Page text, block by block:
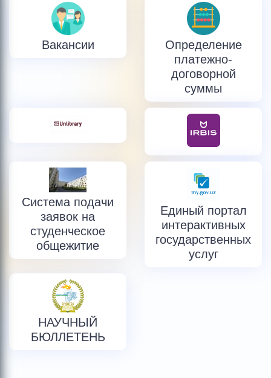
Вакансии
Определение
платежно-
договорной
суммы
Система подачи
заявок на
студенческое
общежитие
Единый портал
интерактивных
государственных
услуг
НАУЧНЫЙ
БЮЛЛЕТЕНЬ